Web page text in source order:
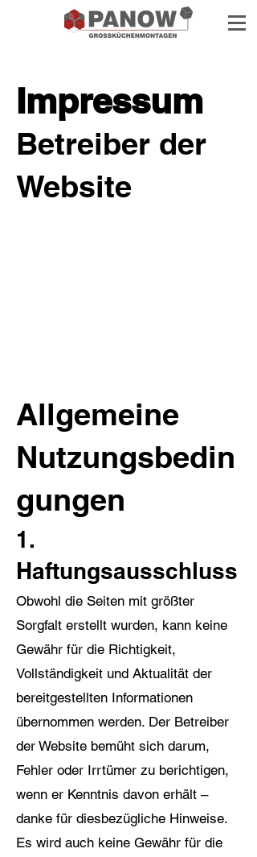
Impressum
Betreiber der
Website
Allgemeine
Nutzungsbedin
gungen
1.
Haftungsausschluss
Obwohl die Seiten mit größter
Sorgfalt erstellt wurden, kann keine
Gewähr für die Richtigkeit,
Vollständigkeit und Aktualität der
bereitgestellten Informationen
übernommen werden. Der Betreiber
der Website bemüht sich darum,
Fehler oder Irrtümer zu berichtigen,
wenn er Kenntnis davon erhält –
danke für diesbezügliche Hinweise.
Es wird auch keine Gewähr für die